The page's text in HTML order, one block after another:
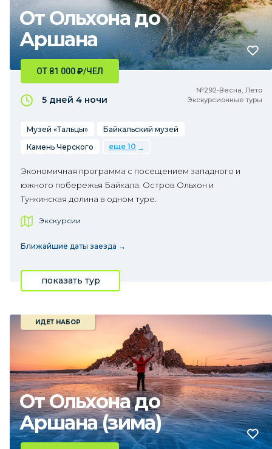
От Ольхона до
Аршана
№292•Весна, Лето
Экскурсионные туры
ОТ 81 000₽/ЧЕЛ
5 дней 4 ночи
Музей «Тальцы»
Байкальский музей
Камень Черского
еще 10
Экономичная программа с посещением западного и
южного побережья Байкала. Остров Ольхон и
Тункинская долина в одном туре.
Экскурсии
Ближайшие даты заезда →
показать тур
От Ольхона до
Аршана (зима)
ИДЕТ НАБОР